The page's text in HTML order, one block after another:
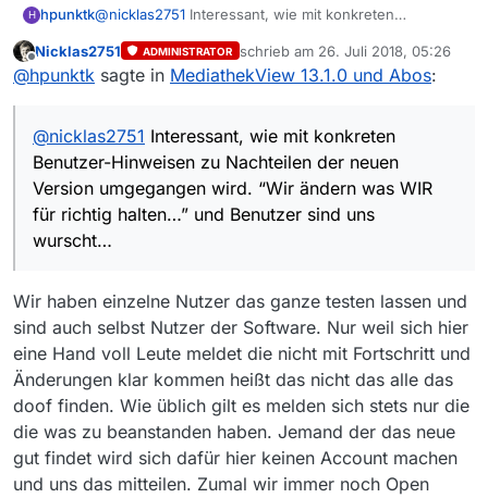
H hpunktk@nicklas2751 Interessant, wie mit konkreten
umgegangen wird. “Wir ändern was WIR für richtig
halten…” und Benutzer sind uns wurscht…
Offline
Nicklas2751 ADMINISTRATOR schrieb am 26. Juli 2018, 05:26
zuletzt editiert von
@hpunktk sagte in MediathekView 13.1.0 und Abos:
@nicklas2751 Interessant, wie mit konkreten
Benutzer-Hinweisen zu Nachteilen der neuen
Version umgegangen wird. “Wir ändern was WIR
für richtig halten…” und Benutzer sind uns
wurscht…
Wir haben einzelne Nutzer das ganze testen lassen und
sind auch selbst Nutzer der Software. Nur weil sich hier
eine Hand voll Leute meldet die nicht mit Fortschritt und
Änderungen klar kommen heißt das nicht das alle das
doof finden. Wie üblich gilt es melden sich stets nur die
die was zu beanstanden haben. Jemand der das neue
gut findet wird sich dafür hier keinen Account machen
und uns das mitteilen. Zumal wir immer noch Open